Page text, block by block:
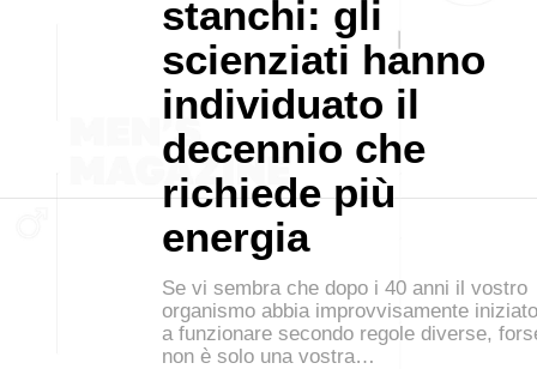
stanchi: gli
scienziati hanno
individuato il
decennio che
richiede più
energia
Se vi sembra che dopo i 40 anni il vostro
organismo abbia improvvisamente iniziato
a funzionare secondo regole diverse,
non è solo una vostra…